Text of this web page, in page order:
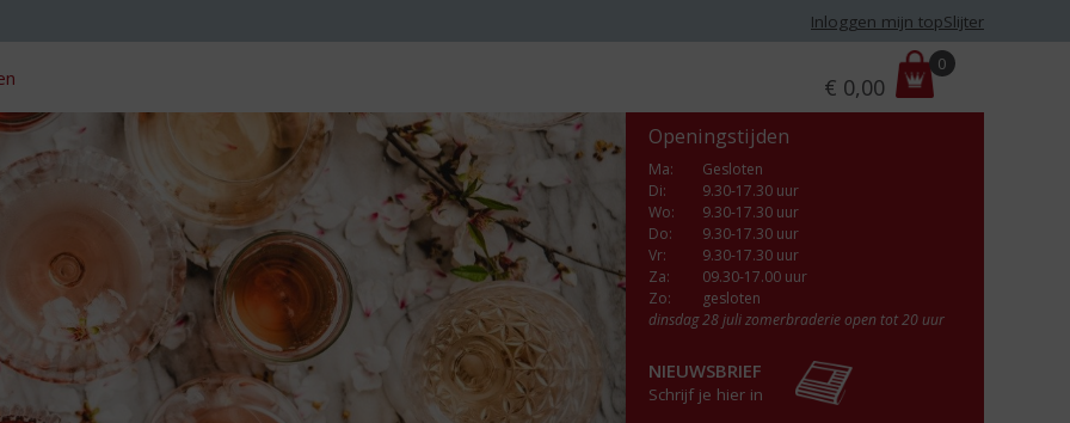
Inloggen mijn topSlijter
r
i
€ 0,00
0
Openingstijden
Ma:
Gesloten
Di:
9.30-17.30 uur
Wo:
9.30-17.30 uur
Do:
9.30-17.30 uur
Vr:
9.30-17.30 uur
Za:
09.30-17.00 uur
Zo:
gesloten
dinsdag 28 juli zomerbraderie open tot 20 uur
NIEUWSBRIEF
Schrijf je hier in